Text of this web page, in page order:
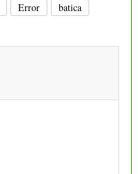
Error
batica